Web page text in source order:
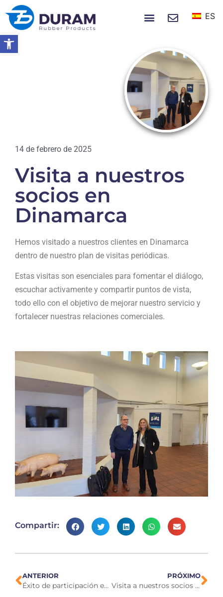
Abrir barra de herramientas
ES
14 de febrero de 2025
Visita a nuestros
socios en
Dinamarca
Hemos visitado a nuestros clientes en Dinamarca
dentro de nuestro plan de visitas periódicas.
Estas visitas son esenciales para fomentar el diálogo,
escuchar activamente y compartir puntos de vista,
todo ello con el objetivo de mejorar nuestro servicio y
fortalecer nuestras relaciones comerciales.
Compartir:
ANTERIOR
Éxito de participación en la feria IPPE de Atlanta
PRÓXIMO
Visita a nuestros socios en Hungría